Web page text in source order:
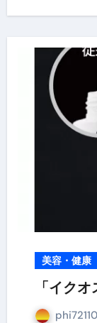
美容・健康
「イク
phi72110